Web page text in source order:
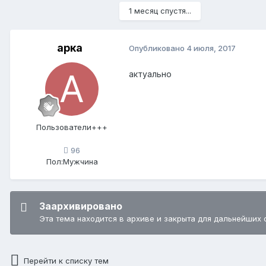
1 месяц спустя...
арка
Пользователи+++
96
Пол:Мужчина
Опубликовано 4 июля, 2017
актуально
Заархивировано
Эта тема находится в архиве и закрыта для дальнейших
Перейти к списку тем